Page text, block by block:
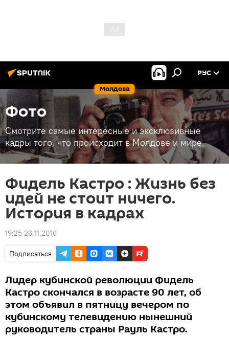
Молдова
РУС
Фото
Смотрите самые интересные и эксклюзивные
кадры того, что происходит в Молдове и мире.
Фидель Кастро : Жизнь без
идей не стоит ничего.
История в кадрах
19:25 26.11.2016
Подписаться
Лидер кубинской революции Фидель
Кастро скончался в возрасте 90 лет, об
этом объявил в пятницу вечером по
кубинскому телевидению нынешний
руководитель страны Рауль Кастро.